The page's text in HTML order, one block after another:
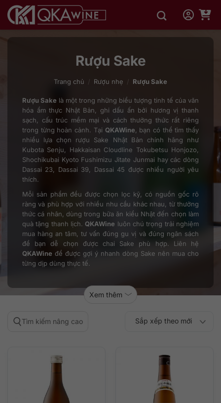
qua
Rượu Sake
Trang chủ / Rượu nhẹ / Rượu Sake
Rượu Sake là một trong những biểu tượng tinh tế của văn
hóa ẩm thực Nhật Bản, ghi dấu ấn bởi hương vị thanh
sạch, cấu trúc mềm mại và cách thưởng thức rất riêng
trong từng hoàn cảnh. Tại QKAWine , bạn có thể tìm thấy
nhiều lựa chọn rượu Sake Nhật Bản chính hãng như
Kubota Senju, Hakkaisan Cloudline Tokubetsu Honjozo,
Shochikubai Kyoto Fushimizu Jitate Junmai hay các dòng
Dassai 23, Dassai 39, Dassai 45 được nhiều người yêu
thích.
Mỗi sản phẩm đều được chọn lọc kỹ, có nguồn gốc rõ
ràng và phù hợp với nhiều nhu cầu khác nhau, từ thưởng
thức cá nhân, dùng trong bữa ăn kiểu Nhật đến chọn làm
quà tặng thanh lịch.QKAWine luôn chú trọng trải nghiệm
mua hàng an tâm, tư vấn đúng gu vị và đúng ngân sách
để bạn dễ chọn được chai Sake phù hợp. Liên hệ
QKAWine để được gợi ý nhanh dòng Sake nên mua cho
từng dịp dùng thực tế.
Xem thêm
Tìm kiếm nâng cao Sắp xếp theo
độ phổ biến
Sắp xếp theo mới
thấp đến cao
cao đến thấp